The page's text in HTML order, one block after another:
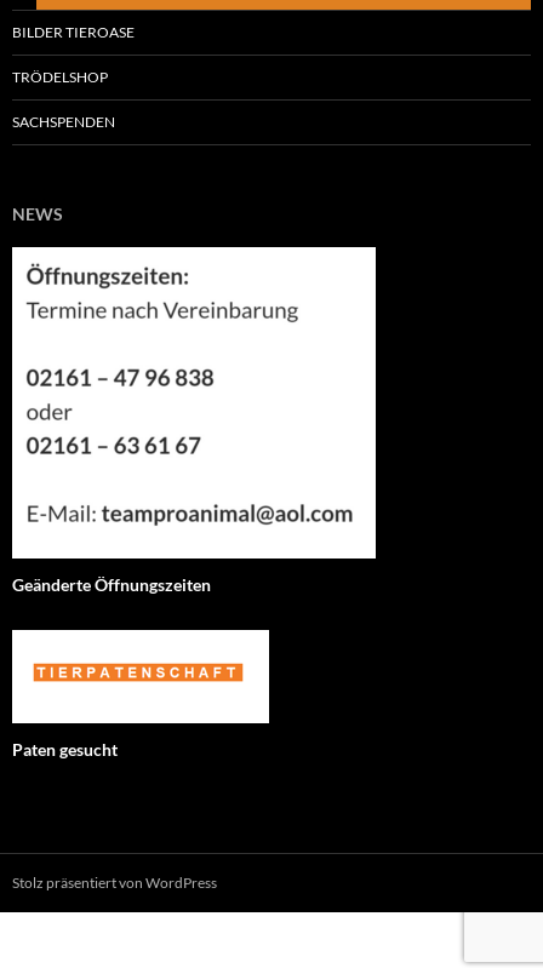
BILDER TIEROASE
TRÖDELSHOP
SACHSPENDEN
NEWS
Geänderte Öffnungszeiten
Paten gesucht
Stolz präsentiert von WordPress